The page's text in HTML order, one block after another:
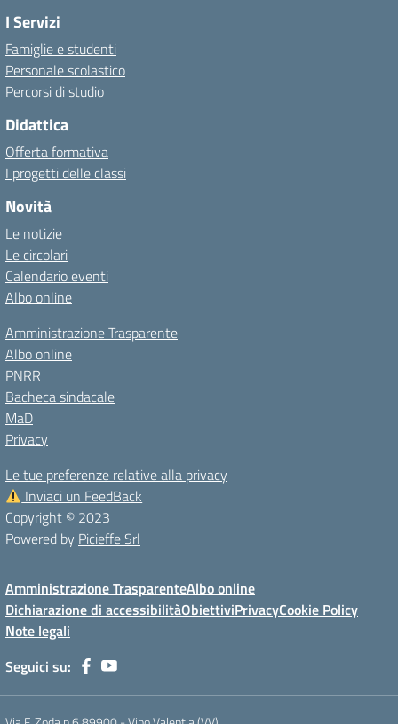
I Servizi
Famiglie e studenti
Personale scolastico
Percorsi di studio
Didattica
Offerta formativa
I progetti delle classi
Novità
Le notizie
Le circolari
Calendario eventi
Albo online
Amministrazione Trasparente
Albo online
PNRR
Bacheca sindacale
MaD
Privacy
Le tue preferenze relative alla privacy
Inviaci un FeedBack
Copyright © 2023
Powered by Picieffe Srl
Amministrazione TrasparenteAlbo online
Dichiarazione di accessibilitàObiettiviPrivacyCookie Policy
Note legali
Seguici su: